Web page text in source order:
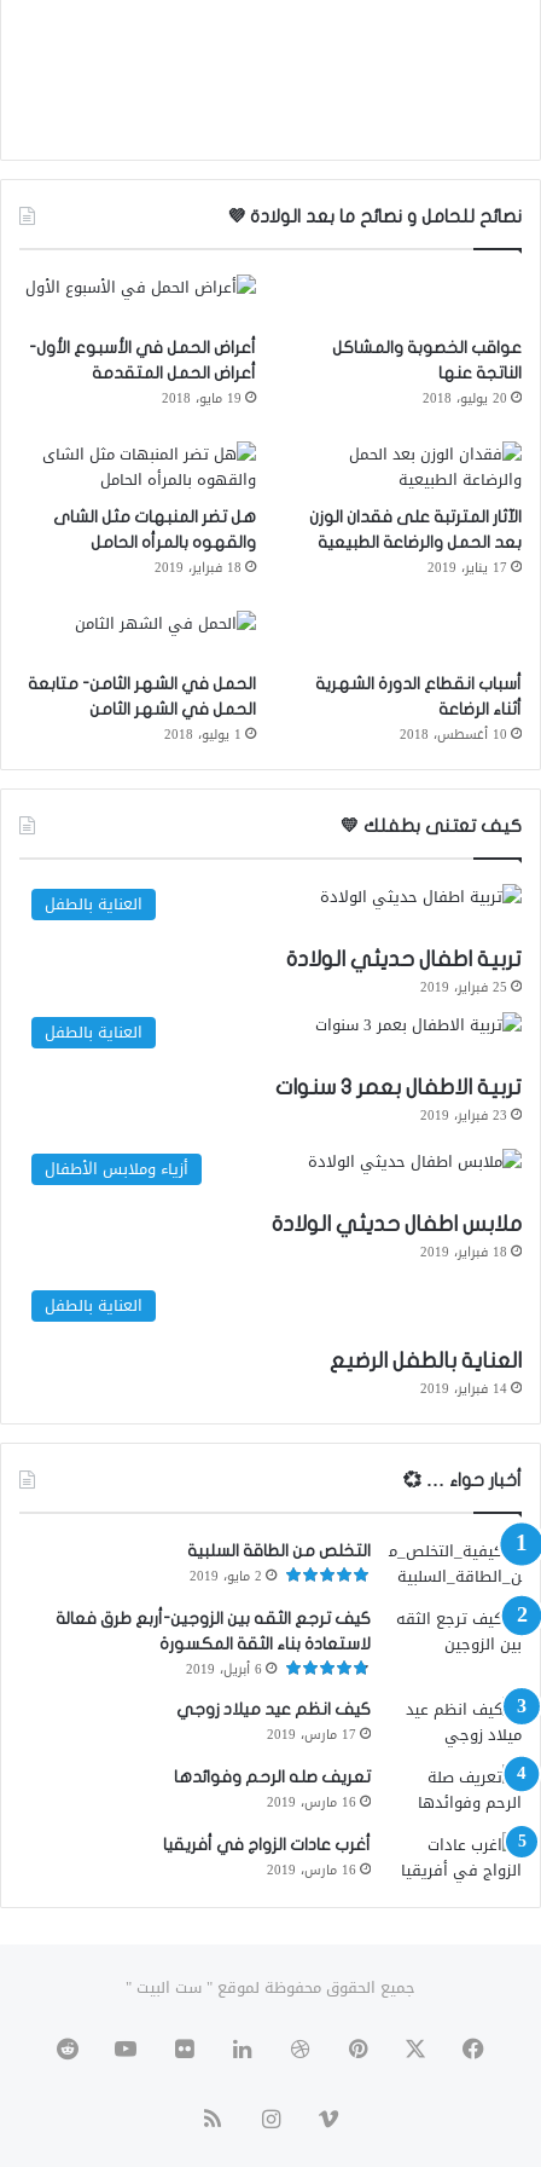
نصائح للحامل و نصائح ما بعد الولادة 💜
عواقب الخصوبة والمشاكل
الناتجة عنها
20 يوليو، 2018
أعراض الحمل في الأسبوع الأول-
أعراض الحمل المتقدمة
19 مايو، 2018
الآثار المترتبة على فقدان الوزن
بعد الحمل والرضاعة الطبيعية
17 يناير، 2019
هل تضر المنبهات مثل الشاى
والقهوه بالمرأه الحامل
18 فبراير، 2019
أسباب انقطاع الدورة الشهرية
أثناء الرضاعة
10 أغسطس، 2018
الحمل في الشهر الثامن- متابعة
الحمل في الشهر الثامن
1 يوليو، 2018
كيف تعتنى بطفلك 💛
العناية بالطفل
تربية اطفال حديثي الولادة
25 فبراير، 2019
العناية بالطفل
تربية الاطفال بعمر 3 سنوات
23 فبراير، 2019
أزياء وملابس الأطفال
ملابس اطفال حديثي الولادة
18 فبراير، 2019
العناية بالطفل
العناية بالطفل الرضيع
14 فبراير، 2019
أخبار حواء … 💞
التخلص من الطاقة السلبية
2 مايو، 2019
كيف ترجع الثقه بين الزوجين-أربع طرق فعالة
لاستعادة بناء الثقة المكسورة
6 أبريل، 2019
كيف انظم عيد ميلاد زوجي
17 مارس، 2019
تعريف صله الرحم وفوائدها
16 مارس، 2019
أغرب عادات الزواج في أفريقيا
16 مارس، 2019
جميع الحقوق محفوظة لموقع " ست البيت "
فيسبوك بينتيريستدريبل لينكدإن ‫YouTube
ڤميو
انستقرام